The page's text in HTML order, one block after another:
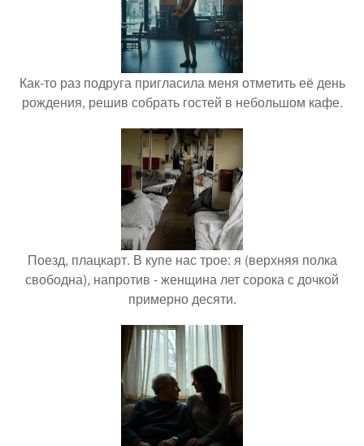
Как-то раз подруга пригласила меня отметить её день
рождения, решив собрать гостей в небольшом кафе.
Поезд, плацкарт. В купе нас трое: я (верхняя полка
свободна), напротив - женщина лет сорока с дочкой
примерно десяти.